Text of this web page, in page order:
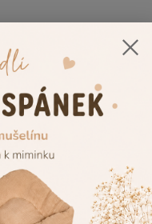
Nevíte
+420
a příbory
nebo